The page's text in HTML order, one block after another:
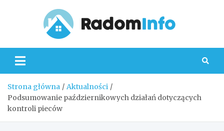
Strona główna
Aktualności
Podsumowanie październikowych działań dotyczących
kontroli pieców